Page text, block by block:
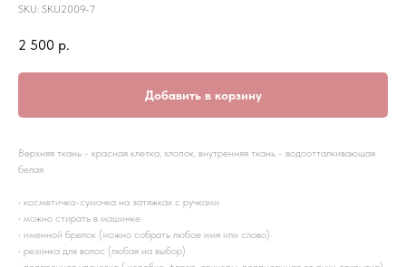
SKU: SKU2009-7
2 500 р.
Добавить в корзину
Верхняя ткань - красная клетка, хлопок, внутренняя ткань - водоотталкивающая
белая
• косметичка-сумочка на затяжках с ручками
• можно стирать в машинке
• именной брелок (можно собрать любое имя или слово)
• резинка для волос (любая на выбор)